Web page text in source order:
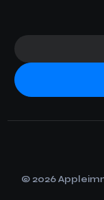
© 2026